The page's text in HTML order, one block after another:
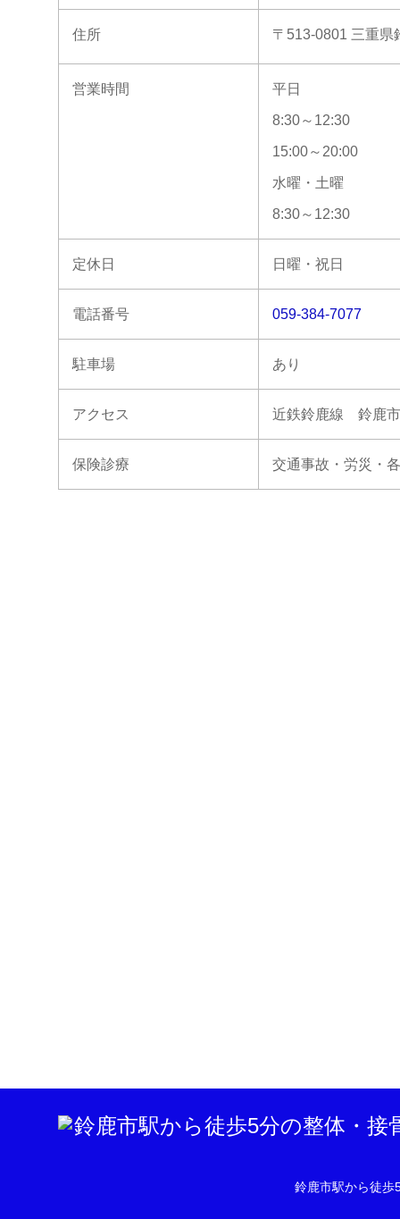
住所 〒513-0801 三重県
営業時間 平日
8:30～12:30
15:00～20:00
水曜・土曜
8:30～12:30
定休日 日曜・祝日
電話番号 059-384-7077
駐車場 あり
アクセス 近鉄鈴鹿線 鈴鹿
保険診療 交通事故・労災・
鈴鹿市駅から徒